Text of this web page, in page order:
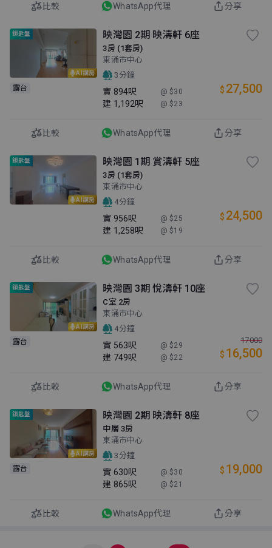
比較 WhatsApp代理 分享
AI講房
鎖匙盤
露台
映灣園 2期 映濤軒 6座
3房 (1套房)
東涌市中心
3分鐘
實 894呎 @ $30
建 1,192呎 @ $23
$ 27,500
比較 WhatsApp代理 分享
AI講房
鎖匙盤 映灣園 1期 賞濤軒 5座
3房 (1套房)
東涌市中心
4分鐘
實 956呎 @ $25
建 1,258呎 @ $19
$ 24,500
比較 WhatsApp代理 分享
AI講房
鎖匙盤
露台
映灣園 3期 悅濤軒 10座
C室 2房
東涌市中心
4分鐘
實 563呎 @ $29
建 749呎 @ $22
17000
$ 16,500
比較 WhatsApp代理 分享
AI講房
鎖匙盤
露台
映灣園 2期 映濤軒 8座
中層 3房
東涌市中心
3分鐘
實 630呎 @ $30
建 865呎 @ $21
$ 19,000
比較 WhatsApp代理 分享